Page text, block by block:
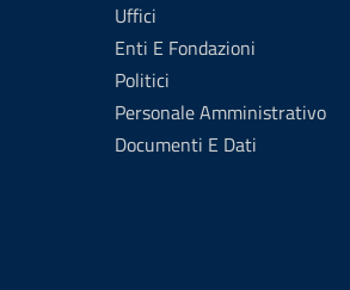
Uffici
Enti E Fondazioni
Politici
Personale Amministrativo
Documenti E Dati